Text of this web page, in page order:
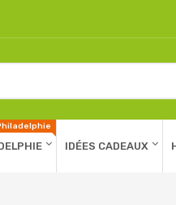
IDÉES CADEAUX